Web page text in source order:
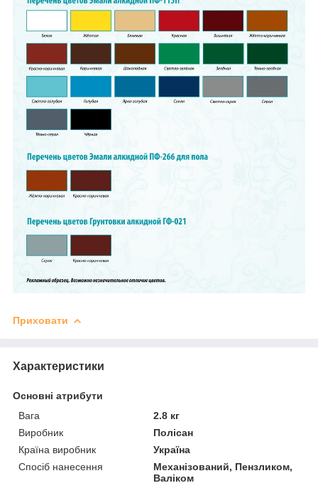
Приховати
Характеристики
Основні атрибути
Вага
2.8 кг
Виробник
Полісан
Країна виробник
Україна
Спосіб нанесення
Механізований, Пензликом,
Валіком